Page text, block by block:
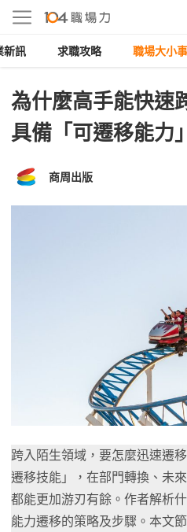
新訊 求職攻略 職場大小事
為什麼高手能快速
具備「可遷移能力」
商周出版
跨入陌生領域，要怎麼迅速遷
遷移技能」，在部門轉換、未
都能更加游刃有餘。作者解析
能力遷移的策略及步驟。本文